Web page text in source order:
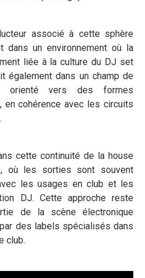
associé à cette sphère
dans un environnement où la
liée à la culture du DJ set
également dans un champ de
orienté vers des formes
cohérence avec les circuits
cette continuité de la house
où les sorties sont souvent
les usages en club et les
DJ. Cette approche reste
de la scène électronique
des labels spécialisés dans
club.